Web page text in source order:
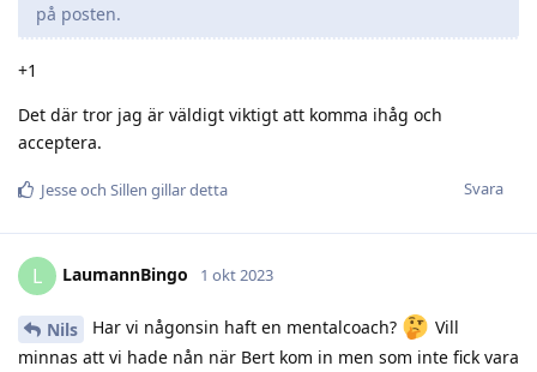
på posten.
+1
Det där tror jag är väldigt viktigt att komma ihåg och
acceptera.
Svara
Jesseoch Sillen gillar detta
L LaumannBingo 1 okt 2023
Nils Har vi någonsin haft en mentalcoach?
Vill
minnas att vi hade nån när Bert kom in men som inte fick vara